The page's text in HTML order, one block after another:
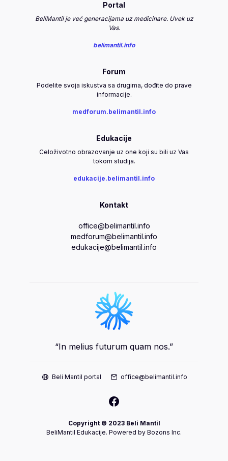
Portal
BeliMantil je već generacijama uz medicinare. Uvek uz
Vas.
belimantil.info
Forum
Podelite svoja iskustva sa drugima, dođite do prave
informacije.
medforum.belimantil.info
Edukacije
Celoživotno obrazovanje uz one koji su bili uz Vas
tokom studija.
edukacije.belimantil.info
Kontakt
office@belimantil.info
medforum@belimantil.info
edukacije@belimantil.info
“In melius futurum quam nos.”
Beli Mantil portal office@belimantil.info
Copyright © 2023 Beli Mantil
BeliMantil Edukacije. Powered by Bozons Inc.